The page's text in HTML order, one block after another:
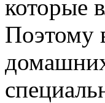
которые
Поэтому